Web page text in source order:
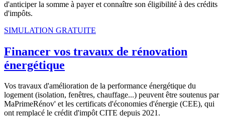
d'anticiper la somme à payer et connaître son éligibilité à des crédits
d'impôts.
SIMULATION GRATUITE
Financer vos travaux de rénovation
énergétique
Vos travaux d'amélioration de la performance énergétique du
logement (isolation, fenêtres, chauffage...) peuvent être soutenus par
MaPrimeRénov' et les certificats d'économies d'énergie (CEE), qui
ont remplacé le crédit d'impôt CITE depuis 2021.